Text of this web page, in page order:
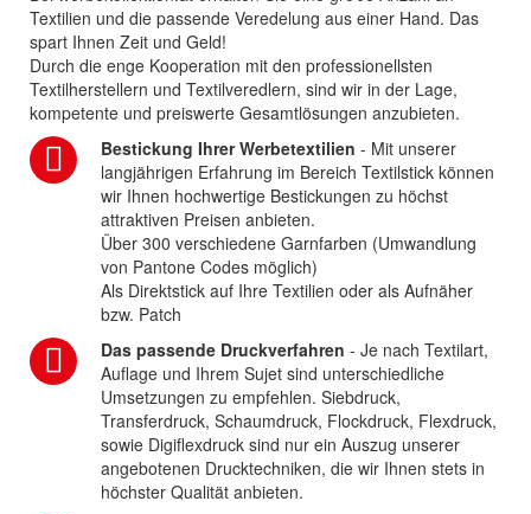
Textilien und die passende Veredelung aus einer Hand. Das
spart Ihnen Zeit und Geld!
Durch die enge Kooperation mit den professionellsten
Textilherstellern und Textilveredlern, sind wir in der Lage,
kompetente und preiswerte Gesamtlösungen anzubieten.
Bestickung Ihrer Werbetextilien - Mit unserer
langjährigen Erfahrung im Bereich Textilstick können
wir Ihnen hochwertige Bestickungen zu höchst
attraktiven Preisen anbieten.
Über 300 verschiedene Garnfarben (Umwandlung
von Pantone Codes möglich)
Als Direktstick auf Ihre Textilien oder als Aufnäher
bzw. Patch
Das passende Druckverfahren - Je nach Textilart,
Auflage und Ihrem Sujet sind unterschiedliche
Umsetzungen zu empfehlen. Siebdruck,
Transferdruck, Schaumdruck, Flockdruck, Flexdruck,
sowie Digiflexdruck sind nur ein Auszug unserer
angebotenen Drucktechniken, die wir Ihnen stets in
höchster Qualität anbieten.